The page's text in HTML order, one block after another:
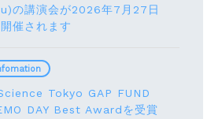
の講演会が2026年7月27⽇
催されます
Tokyo GAP FUND
DAY Best Awardを受賞